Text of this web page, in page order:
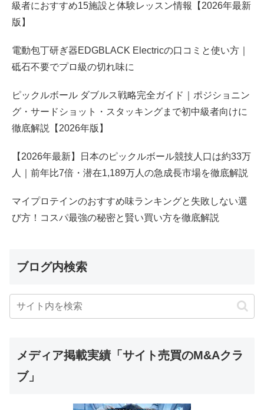
級者におすすめ15施設と体験レッスン情報【2026年最新
版】
電動包丁研ぎ器EDGBLACK Electricの口コミと使い方｜
砥石不要でプロ級の切れ味に
ピックルボール ダブルス戦略完全ガイド｜ポジショニン
グ・サードショット・スタッキングまで初中級者向けに
徹底解説【2026年版】
【2026年最新】日本のピックルボール競技人口は約33万
人｜前年比7倍・潜在1,189万人の急成長市場を徹底解説
マイプロテインのおすすめ味ランキングと失敗しない選
び方！コスパ最強の秘密と賢い買い方を徹底解説
ブログ内検索
メディア掲載実績「サイト売買のM&Aクラ
ブ」